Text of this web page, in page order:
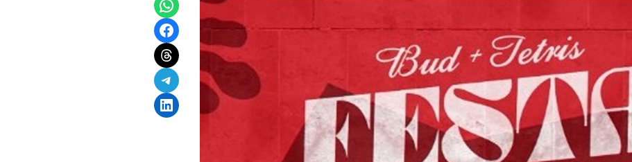
Share on WhatsApp
Share on Facebook
Share on Threads
Share on Telegram
Share on LinkedIn